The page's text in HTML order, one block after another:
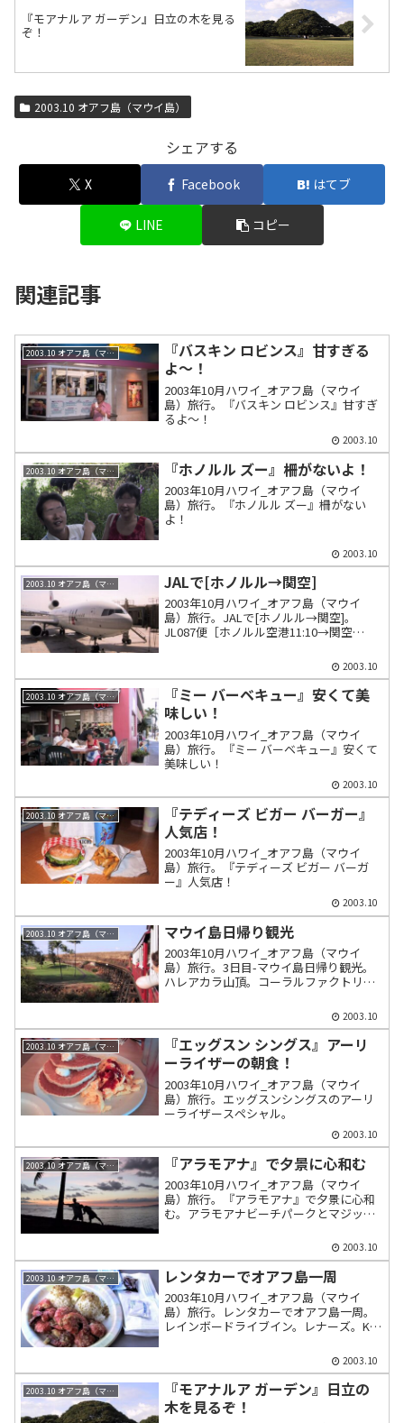
『モアナルア ガーデン』日立の木を見る
ぞ！
2003.10 オアフ島（マウイ島）
シェアする
X Facebook はてブ
LINE コピー
関連記事
2003.10 オアフ島（マウイ島）
『バスキン ロビンス』甘すぎる
よ～！
2003年10月ハワイ_オアフ島（マウイ
島）旅行。『バスキン ロビンス』甘すぎ
るよ～！
2003.10
2003.10 オアフ島（マウイ島） 『ホノルル ズー』柵がないよ！
2003年10月ハワイ_オアフ島（マウイ
島）旅行。『ホノルル ズー』柵がない
よ！
2003.10
2003.10 オアフ島（マウイ島） JALで[ホノルル→関空]
2003年10月ハワイ_オアフ島（マウイ
島）旅行。JALで[ホノルル→関空]。
JL087便［ホノルル空港11:10→関空
2003.10
2003.10 オアフ島（マウイ島）
『ミー バーベキュー』安くて美
味しい！
2003年10月ハワイ_オアフ島（マウイ
島）旅行。『ミー バーベキュー』安くて
美味しい！
2003.10
2003.10 オアフ島（マウイ島）
『テディーズ ビガー バーガー』
人気店！
2003年10月ハワイ_オアフ島（マウイ
島）旅行。『テディーズ ビガー バーガ
ー』人気店！
2003.10
2003.10 オアフ島（マウイ島） マウイ島日帰り観光
2003年10月ハワイ_オアフ島（マウイ
島）旅行。3日目-マウイ島日帰り観光。
ハレアカラ山頂。コーラルファクトリ
ラン。シュガートレインのさとうきび列
車でラハイナからプウウコリイまで。ラ
ーメンなかむら。
2003.10
2003.10 オアフ島（マウイ島）
『エッグスン シングス』アーリ
ーライザーの朝食！
2003年10月ハワイ_オアフ島（マウイ
島）旅行。エッグスンシングスのアーリ
ーライザースペシャル。
2003.10
2003.10 オアフ島（マウイ島） 『アラモアナ』で夕景に心和む
2003年10月ハワイ_オアフ島（マウイ
島）旅行。『アラモアナ』で夕景に心和
む。アラモアナビーチパークとマジック
2003.10
2003.10 オアフ島（マウイ島） レンタカーでオアフ島一周
2003年10月ハワイ_オアフ島（マウイ
島）旅行。レンタカーでオアフ島一周。
レインボードライブイン。レナーズ。KC
ウルックアウト。ワイマナロビーチ。ラ
ニカイビーチ。カイルアビーチ。クアロ
アビーチ。エビ屋台ジョバンニのガーリ
ックシュリンプ。マツモトグローサリー
ストアのマツモトシェイブアイス。アイ
2003.10
2003.10 オアフ島（マウイ島）
『モアナルア ガーデン』日立の
木を見るぞ！